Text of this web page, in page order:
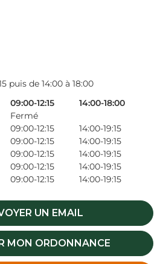
puis de 14:00 à 18:00
09:00-12:15
14:00-18:00
Fermé
09:00-12:15
14:00-19:15
09:00-12:15
14:00-19:15
09:00-12:15
14:00-19:15
09:00-12:15
14:00-19:15
09:00-12:15 14:00-19:15
UN EMAIL
MON ORDONNANCE